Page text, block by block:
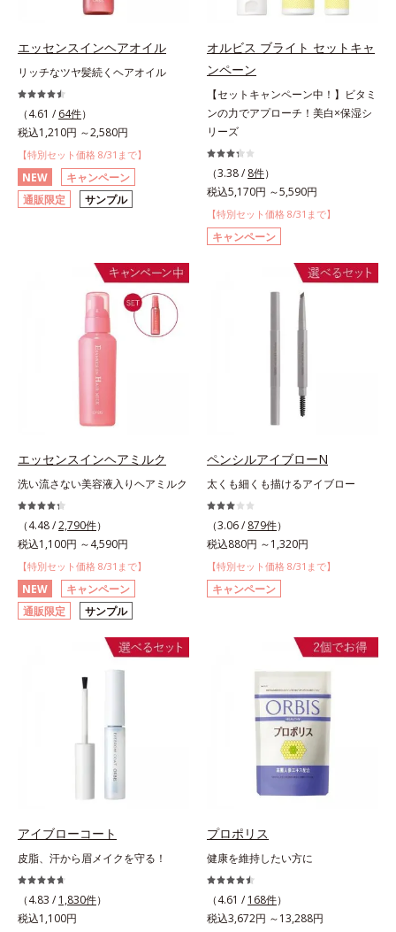
エッセンスインヘアオイル
リッチなツヤ髪続くヘアオイル
（4.61 / 64件）
税込1,210円 ～2,580円
【特別セット価格 8/31まで】
NEW
キャンペーン
通販限定
サンプル
オルビス ブライト セットキャ
ンペーン
【セットキャンペーン中！】ビタミ
ンの力でアプローチ！美白×保湿シ
リーズ
（3.38 / 8件）
税込5,170円 ～5,590円
【特別セット価格 8/31まで】
キャンペーン
エッセンスインヘアミルク
洗い流さない美容液入りヘアミルク
（4.48 /2,790件）
税込1,100円 ～4,590円
【特別セット価格 8/31まで】
NEW
キャンペーン
通販限定
サンプル
ペンシルアイブローN
太くも細くも描けるアイブロー
（3.06 / 879件）
税込880円 ～1,320円
【特別セット価格 8/31まで】
キャンペーン
アイブローコート
皮脂、汗から眉メイクを守る！
（4.83 / 1,830件）
税込1,100円
プロポリス
健康を維持したい方に
（4.61 / 168件）
税込3,672円 ～13,288円